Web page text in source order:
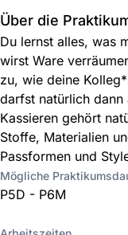
Über die
Du lernst alles, was
wirst Ware
zu, wie deine
darfst natürlich
Kassieren gehört
Stoffe, Materialien
Passformen und
Mögliche
P5D - P6M